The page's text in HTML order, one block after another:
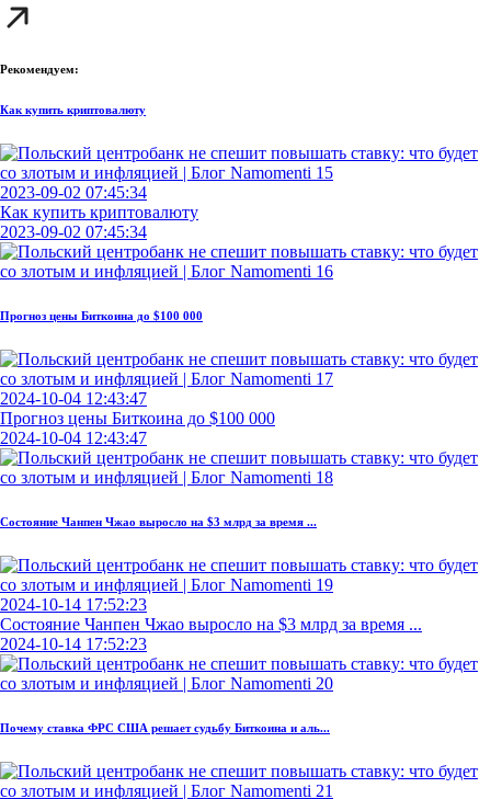
Рекомендуем:
Как купить криптовалюту
2023-09-02 07:45:34
Как купить криптовалюту
2023-09-02 07:45:34
Прогноз цены Биткоина до $100 000
2024-10-04 12:43:47
Прогноз цены Биткоина до $100 000
2024-10-04 12:43:47
Состояние Чанпен Чжао выросло на $3 млрд за время ...
2024-10-14 17:52:23
Состояние Чанпен Чжао выросло на $3 млрд за время ...
2024-10-14 17:52:23
Почему ставка ФРС США решает судьбу Биткоина и аль...